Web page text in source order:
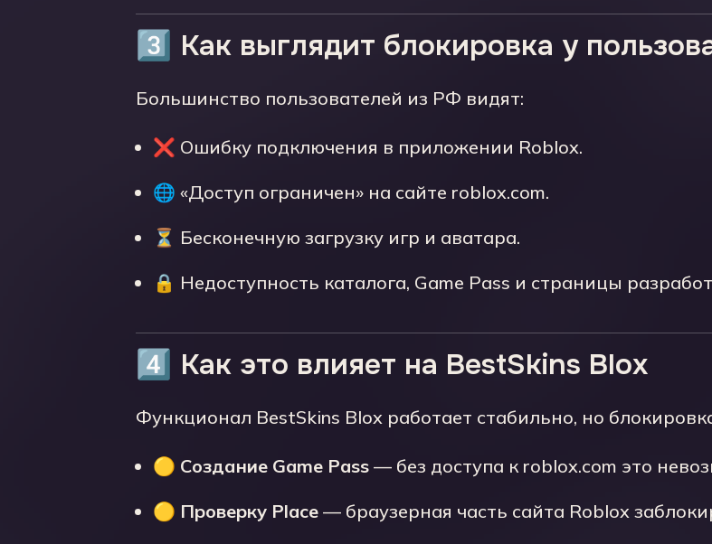
3️⃣ Как выглядит блокировка у
Большинство пользователей из РФ видят:
❌ Ошибку подключения в приложении Roblox.
🌐 «Доступ ограничен» на сайте roblox.com.
⏳ Бесконечную загрузку игр и аватара.
🔒 Недоступность каталога, Game Pass и страницы
4️⃣ Как это влияет на BestSkins Blox
Функционал BestSkins Blox работает стабильно, но
🟡 Создание Game Pass — без доступа к roblox.com это
🟡 Проверку Place — браузерная часть сайта Roblox